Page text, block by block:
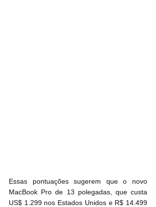
Essas pontuações sugerem que o novo
MacBook Pro de 13 polegadas, que custa
US$ 1.299 nos Estados Unidos e R$ 14.499